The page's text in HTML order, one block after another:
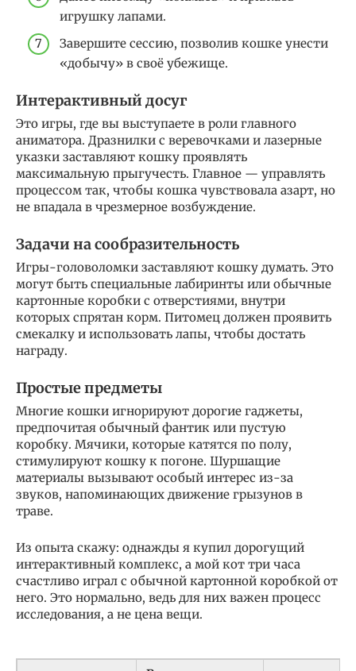
игрушку лапами.
Завершите сессию, позволив кошке унести
«добычу» в своё убежище.
Интерактивный досуг
Это игры, где вы выступаете в роли главного
аниматора. Дразнилки с веревочками и лазерные
указки заставляют кошку проявлять
максимальную прыгучесть. Главное — управлять
процессом так, чтобы кошка чувствовала азарт, но
не впадала в чрезмерное возбуждение.
Задачи на сообразительность
Игры-головоломки заставляют кошку думать. Это
могут быть специальные лабиринты или обычные
картонные коробки с отверстиями, внутри
которых спрятан корм. Питомец должен проявить
смекалку и использовать лапы, чтобы достать
награду.
Простые предметы
Многие кошки игнорируют дорогие гаджеты,
предпочитая обычный фантик или пустую
коробку. Мячики, которые катятся по полу,
стимулируют кошку к погоне. Шуршащие
материалы вызывают особый интерес из-за
звуков, напоминающих движение грызунов в
траве.
Из опыта скажу: однажды я купил дорогущий
интерактивный комплекс, а мой кот три часа
счастливо играл с обычной картонной коробкой от
него. Это нормально, ведь для них важен процесс
исследования, а не цена вещи.